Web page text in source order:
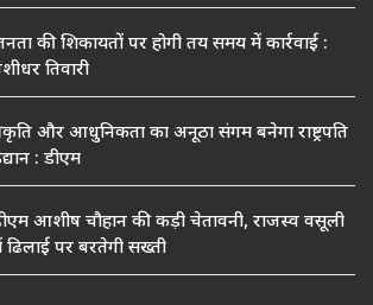
की शिकायतों पर होगी तय समय में कार्रवाई :
तिवारी
और आधुनिकता का अनूठा संगम बनेगा राष्ट्रपति
: डीएम
आशीष चौहान की कड़ी चेतावनी, राजस्व वसूली
ढिलाई पर बरतेगी सख्ती